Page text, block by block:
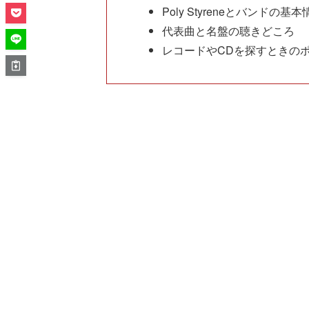
Poly Styreneとバンドの基本
代表曲と名盤の聴きどころ
レコードやCDを探すときの